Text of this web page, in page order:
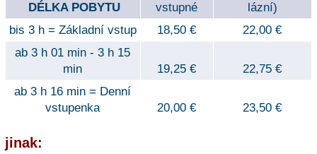
DÉLKA POBYTU
vstupné
lázní)
bis 3 h = Základní vstup
18,50 €
22,00 €
ab 3 h 01 min - 3 h 15
min
19,25 €
22,75 €
ab 3 h 16 min = Denní
vstupenka
20,00 € 23,50 €
jinak: